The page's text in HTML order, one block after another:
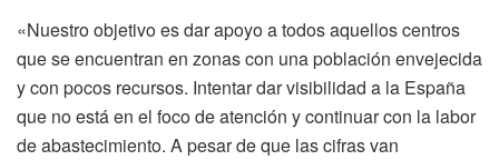
«Nuestro objetivo es dar apoyo a todos aquellos centros
que se encuentran en zonas con una población envejecida
y con pocos recursos. Intentar dar visibilidad a la España
que no está en el foco de atención y continuar con la labor
de abastecimiento. A pesar de que las cifras van